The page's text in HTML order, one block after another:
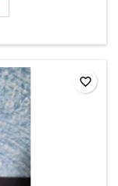
favorite_border